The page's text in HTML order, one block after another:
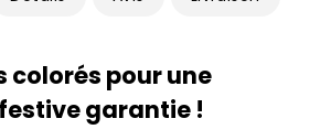
colorés pour une
garantie !